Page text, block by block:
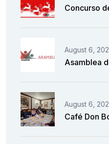
Concurso
August 6,
Asamblea
August 6,
Café Don